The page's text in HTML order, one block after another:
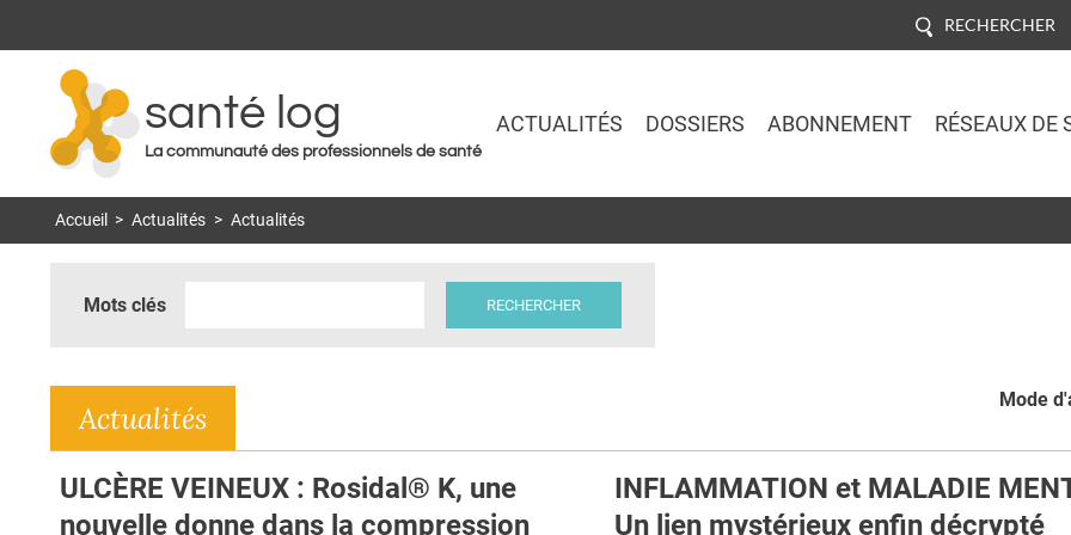
RECHERCHER
santé log
La communauté des professionnels de santé
ACTUALITÉS DOSSIERS ABONNEMENT RÉSEAUX DE
Accueil > Actualités > Actualités
Mots clés
Mode
Actualités
ULCÈRE VEINEUX : Rosidal® K, une
nouvelle donne dans la compression
INFLAMMATION et MALADIE
Un lien mystérieux enfin décrypté